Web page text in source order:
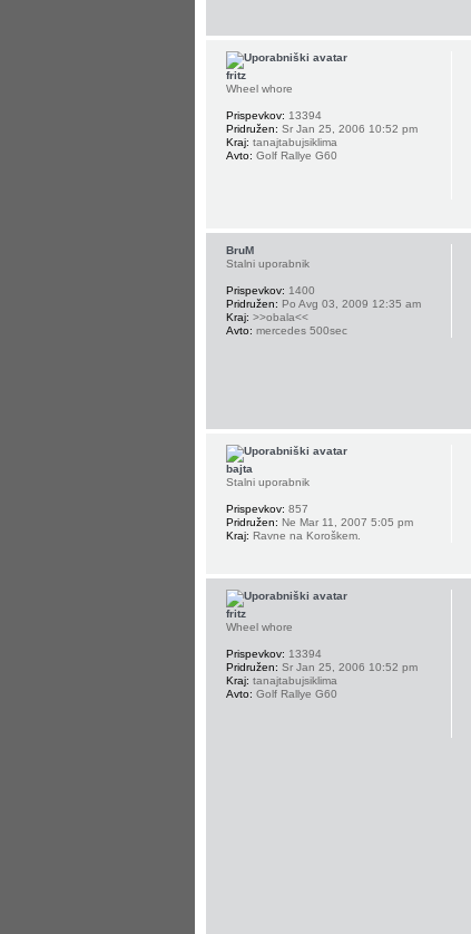
fritz
Wheel whore
Prispevkov: 13394
Pridružen: Sr Jan 25, 2006 10:52 pm
Kraj: tanajtabujsiklima
Avto: Golf Rallye G60
BruM
Stalni uporabnik
Prispevkov: 1400
Pridružen: Po Avg 03, 2009 12:35 am
Kraj: >>obala<<
Avto: mercedes 500sec
bajta
Stalni uporabnik
Prispevkov: 857
Pridružen: Ne Mar 11, 2007 5:05 pm
Kraj: Ravne na Koroškem.
fritz
Wheel whore
Prispevkov: 13394
Pridružen: Sr Jan 25, 2006 10:52 pm
Kraj: tanajtabujsiklima
Avto: Golf Rallye G60